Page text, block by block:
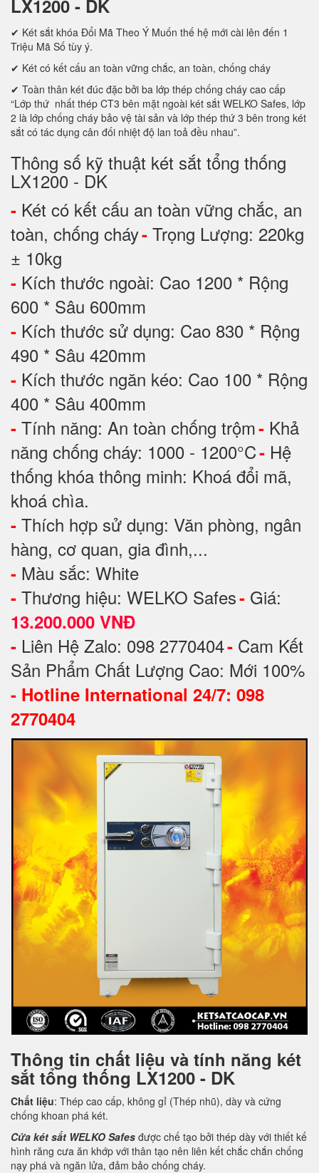
LX1200 - DK
✔ Két sắt khóa Đổi Mã Theo Ý Muốn thế hệ mới cài lên đến 1
Triệu Mã Số tùy ý.
✔ Két có kết cấu an toàn vững chắc, an toàn, chống cháy
✔ Toàn thân két đúc đặc bởi ba lớp thép chống cháy cao cấp
“Lớp thứ nhất thép CT3 bên mặt ngoài két sắt WELKO Safes, lớp
2 là lớp chống cháy bảo vệ tài sản và lớp thép thứ 3 bên trong két
sắt có tác dụng cân đối nhiệt độ lan toả đều nhau”.
Thông số kỹ thuật két sắt tổng thống
LX1200 - DK
- Két có kết cấu an toàn vững chắc, an
toàn, chống cháy- Trọng Lượng: 220kg
± 10kg
- Kích thước ngoài: Cao 1200 * Rộng
600 * Sâu 600mm
- Kích thước sử dụng: Cao 830 * Rộng
490 * Sâu 420mm
- Kích thước ngăn kéo: Cao 100 * Rộng
400 * Sâu 400mm
- Tính năng: An toàn chống trộm- Khả
năng chống cháy: 1000 - 1200°C- Hệ
thống khóa thông minh: Khoá đổi mã,
khoá chìa.
- Thích hợp sử dụng: Văn phòng, ngân
hàng, cơ quan, gia đình,...
- Màu sắc: White
- Thương hiệu: WELKO Safes- Giá:
13.200.000 VNĐ
- Liên Hệ Zalo: 098 2770404- Cam Kết
Sản Phẩm Chất Lượng Cao: Mới 100%
- Hotline International 24/7: 098
2770404
Thông tin chất liệu và tính năng két
sắt tổng thống LX1200 - DK
Chất liệu: Thép cao cấp, không gỉ (Thép nhũ), dày và cứng
chống khoan phá két.
Cửa két sắt WELKO Safes được chế tạo bởi thép dày với thiết kế
hình răng cưa ăn khớp với thân tạo nên liên kết chắc chắn chống
nạy phá và ngăn lửa, đảm bảo chống cháy.